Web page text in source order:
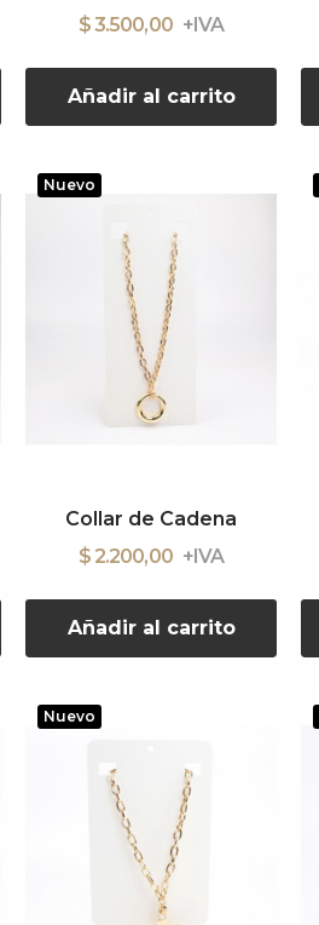
$ 3.500,00
Añadir al carrito
Nuevo
Collar de Cadena
$ 2.200,00
Añadir al carrito
Nuevo